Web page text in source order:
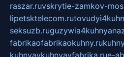
raszar.ruvskrytie-zamkov-
lipetsktelecom.ru
seksuzb.ru
fabrikaofabrikaokuhny.ru
kuhnyaykuhnyayfabrika.rue-